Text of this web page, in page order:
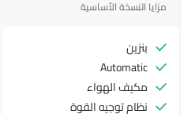
مزايا النسخة الأساسية
بنزين
Automatic
مكيف الهواء
نظام توجيه القوة